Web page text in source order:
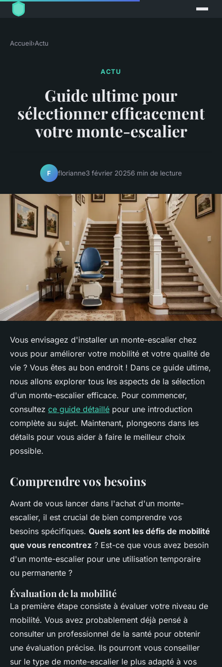
Accueil›Actu
ACTU
Guide ultime pour
sélectionner efficacement
votre monte-escalier
F florianne3 février 20256 min de lecture
Vous envisagez d'installer un monte-escalier chez
vous pour améliorer votre mobilité et votre qualité de
vie ? Vous êtes au bon endroit ! Dans ce guide ultime,
nous allons explorer tous les aspects de la sélection
d'un monte-escalier efficace. Pour commencer,
consultez ce guide détaillé pour une introduction
complète au sujet. Maintenant, plongeons dans les
détails pour vous aider à faire le meilleur choix
possible.
Comprendre vos besoins
Avant de vous lancer dans l'achat d'un monte-
escalier, il est crucial de bien comprendre vos
besoins spécifiques. Quels sont les défis de mobilité
que vous rencontrez ? Est-ce que vous avez besoin
d'un monte-escalier pour une utilisation temporaire
ou permanente ?
Évaluation de la mobilité
La première étape consiste à évaluer votre niveau de
mobilité. Vous avez probablement déjà pensé à
consulter un professionnel de la santé pour obtenir
une évaluation précise. Ils pourront vous conseiller
sur le type de monte-escalier le plus adapté à vos